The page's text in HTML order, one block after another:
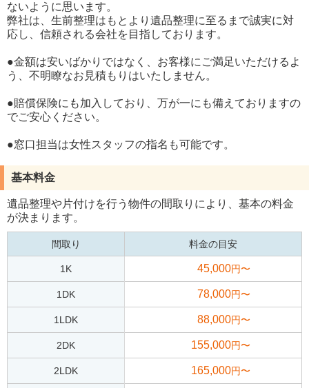
ないように思います。
弊社は、生前整理はもとより遺品整理に至るまで誠実に対
応し、信頼される会社を目指しております。
●金額は安いばかりではなく、お客様にご満足いただけるよ
う、不明瞭なお見積もりはいたしません。
●賠償保険にも加入しており、万が一にも備えておりますの
でご安心ください。
●窓口担当は女性スタッフの指名も可能です。
基本料金
遺品整理や片付けを行う物件の間取りにより、基本の料金
が決まります。
間取り 料金の目安
1K 45,000円〜
1DK 78,000円〜
1LDK 88,000円〜
2DK 155,000円〜
2LDK 165,000円〜